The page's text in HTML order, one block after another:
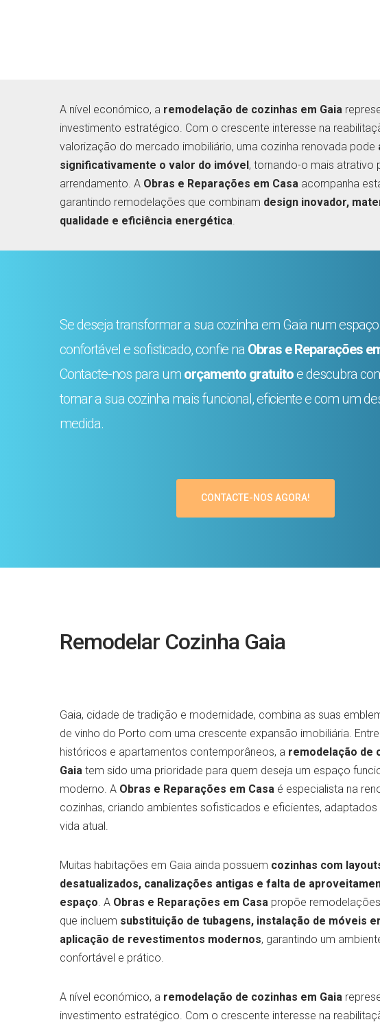
A nível económico, a remodelação de cozinhas em Gaia
investimento estratégico. Com o crescente interesse na
valorização do mercado imobiliário, uma cozinha renovada pode
significativamente o valor do imóvel, tornando-o mais atrativo
arrendamento. A Obras e Reparações em Casa acompanha
garantindo remodelações que combinam design inovador,
qualidade e eficiência energética
Se deseja transformar a sua cozinha em Gaia num
confortável e sofisticado, confie na Obras e Reparações
Contacte-nos para um orçamento gratuitoe descubra
tornar a sua cozinha mais funcional, eficiente e com um
medida.
CONTACTE-NOS AGORA!
Remodelar Cozinha Gaia
Gaia, cidade de tradição e modernidade, combina as suas
de vinho do Porto com uma crescente expansão imobiliária.
históricos e apartamentos contemporâneos, a remodelação de
Gaia tem sido uma prioridade para quem deseja um espaço
moderno. A Obras e Reparações em Casa é especialista na
cozinhas, criando ambientes sofisticados e eficientes,
vida atual.
Muitas habitações em Gaia ainda possuem cozinhas com
desatualizados, canalizações antigas e falta de
espaço . A Obras e Reparações em Casa propõe
que incluem substituição de tubagens, instalação de móveis
aplicação de revestimentos modernos, garantindo um
confortável e prático.
A nível económico, a remodelação de cozinhas em Gaia
investimento estratégico. Com o crescente interesse na